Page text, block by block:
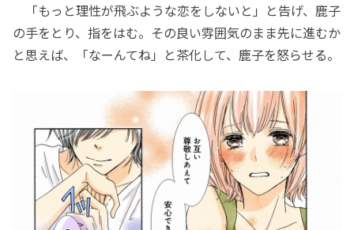
「もっと理性が飛ぶような恋をしないと」と告げ、鹿子
の手をとり、指をはむ。その良い雰囲気のまま先に進むか
と思えば、「なーんてね」と茶化して、鹿子を怒らせる。